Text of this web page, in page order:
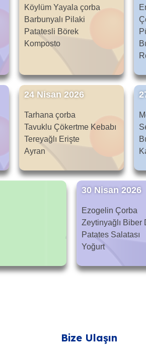
Köylüm Yayala çorba
Barbunyalı Pilaki
Patatesli Börek
Komposto
24 Nisan 2026
Tarhana çorba
Tavuklu Çökertme Kebabı
Tereyağlı Erişte
Ayran
30 Nisan 2026
Ezogelin Çorba
Zeytinyağlı Biber
Patates Salatası
Yoğurt
Bize Ulaşın